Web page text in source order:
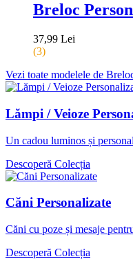
Breloc
37,99 Lei
(3)
Vezi toate modelele de
Lămpi / Veioze
Un cadou luminos și
Descoperă Colecția
Căni Personalizate
Căni cu poze și mesaje
Descoperă Colecția